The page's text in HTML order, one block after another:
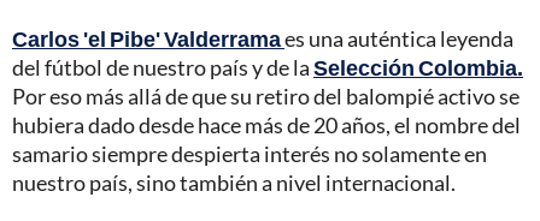
Carlos 'el Pibe' Valderramaes una auténtica leyenda
del fútbol de nuestro país y de laSelección Colombia.
Por eso más allá de que su retiro del balompié activo se
hubiera dado desde hace más de 20 años, el nombre del
samario siempre despierta interés no solamente en
nuestro país, sino también a nivel internacional.